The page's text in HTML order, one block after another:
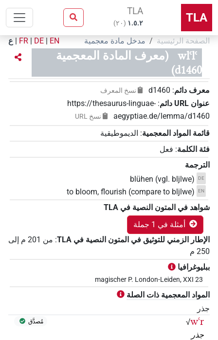
TLA
TLA
۱.٥.٢ (٢٠)
الصفحة الرئيسية مدخل مادة معجمية EN
|
DE
|
FR
| ع
wlꜥlꜥ
(معرف المادة المعجمية
d1460)
معرف دائم:
d1460 نسخ المعرف
عنوان‏ ‏URL‏ دائم :
https://thesaurus-linguae-
aegyptiae.de/lemma/d1460
نسخ‏ ‏URL
قائمة المواد المعجمية: الديموطيقية
فئة الكلمة: فعل
الترجمة
DE
blühen (vgl. bljlwe)
EN
to bloom, flourish (compare to bljlwe)
شواهد في المتون النصية في ‏TLA
أمثلة في 1 جملة
الإطار الزمني للتوثيق في المتون النصية في ‏TLA
: من 201 م إلى
250 م
ببليوغرافيا
magischer P. London-Leiden, XXI 23
المواد المعجمية ذات الصلة
جذر
√wꜥr مُصدَّق
جذر